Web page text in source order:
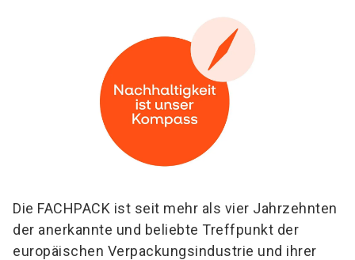
Die FACHPACK ist seit mehr als vier Jahrzehnten
der anerkannte und beliebte Treffpunkt der
europäischen Verpackungsindustrie und ihrer